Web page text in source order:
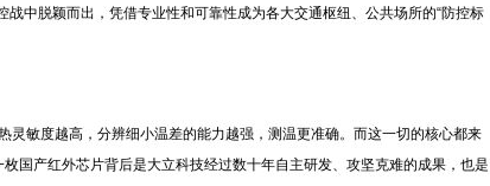
战中脱颖而出，凭借专业性和可靠性成为各大交通枢纽、公共场所的“防控标
灵敏度越高，分辨细小温差的能力越强，测温更准确。而这一切的核心都来
国产红外芯片背后是大立科技经过数十年自主研发、攻坚克难的成果，也是